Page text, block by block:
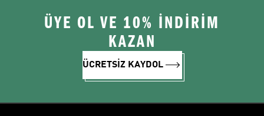
ÜYE OL VE 10% İNDİRİM
KAZAN
ÜCRETSİZ KAYDOL